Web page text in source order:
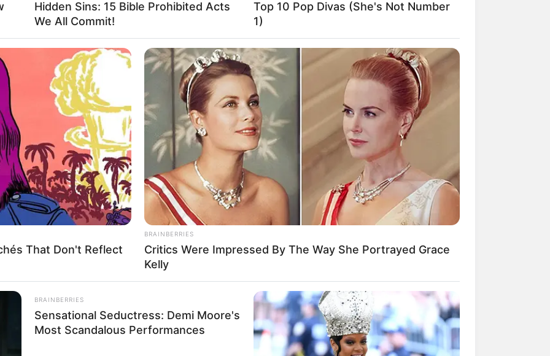
Freizeitangebote und Museen in und im Umkreis von Neuruppin:
Neuruppin
Neuruppin
und um Neuruppin
Neuruppin
Tourist Information
Neuruppin im Internet:
Hidden Sins: 15 Bible Prohibited Acts
We All Commit!
Top 10 Pop Divas (She's Not Number
1)
That Don't Reflect
BRAINBERRIES
Critics Were Impressed By The Way She Portrayed Grace
Kelly
BRAINBERRIES
Sensational Seductress: Demi Moore's
Most Scandalous Performances